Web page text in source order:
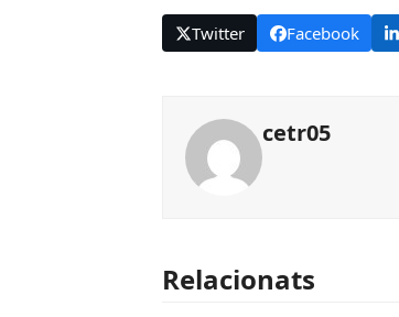
Twitter Facebook
cetr05
Relacionats